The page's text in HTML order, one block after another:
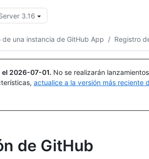
3.16
de una instancia de GitHub App / Registro
el 2026-07-01. No se realizarán
actualice a la versión más reciente
de GitHub